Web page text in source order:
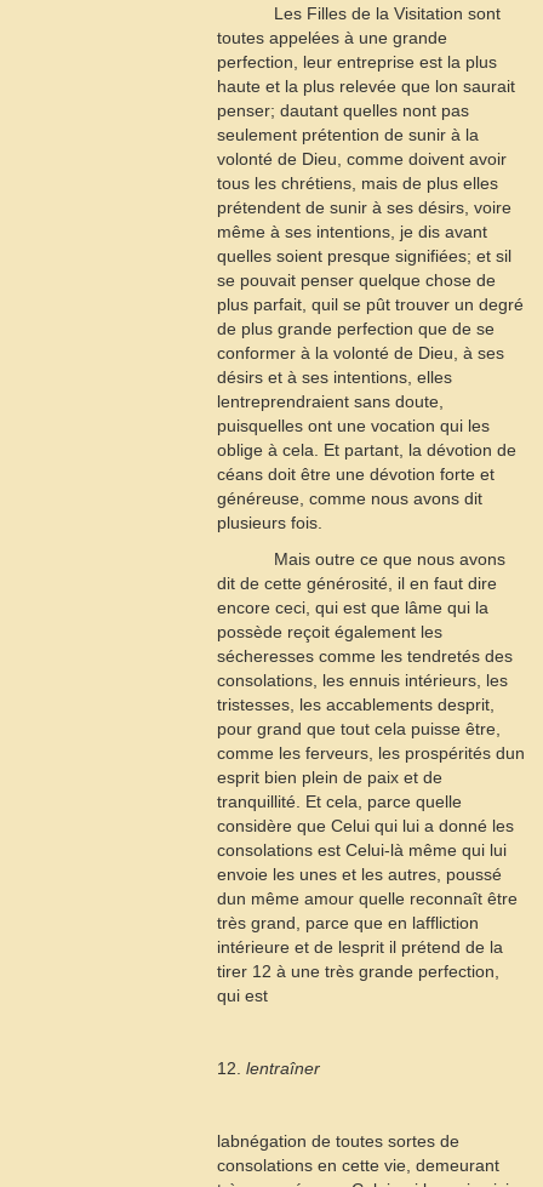
Les Filles de la Visitation sont
toutes appelées à une grande
perfection, leur entreprise est la plus
haute et la plus relevée que lon saurait
penser; dautant quelles nont pas
seulement prétention de sunir à la
volonté de Dieu, comme doivent avoir
tous les chrétiens, mais de plus elles
prétendent de sunir à ses désirs, voire
même à ses intentions, je dis avant
quelles soient presque signifiées; et sil
se pouvait penser quelque chose de
plus parfait, quil se pût trouver un degré
de plus grande perfection que de se
conformer à la volonté de Dieu, à ses
désirs et à ses intentions, elles
lentreprendraient sans doute,
puisquelles ont une vocation qui les
oblige à cela. Et partant, la dévotion de
céans doit être une dévotion forte et
généreuse, comme nous avons dit
plusieurs fois.
Mais outre ce que nous avons
dit de cette générosité, il en faut dire
encore ceci, qui est que lâme qui la
possède reçoit également les
sécheresses comme les tendretés des
consolations, les ennuis intérieurs, les
tristesses, les accablements desprit,
pour grand que tout cela puisse être,
comme les ferveurs, les prospérités dun
esprit bien plein de paix et de
tranquillité. Et cela, parce quelle
considère que Celui qui lui a donné les
consolations est Celui-là même qui lui
envoie les unes et les autres, poussé
dun même amour quelle reconnaît être
très grand, parce que en laffliction
intérieure et de lesprit il prétend de la
tirer 12 à une très grande perfection,
qui est
12. lentraîner
labnégation de toutes sortes de
consolations en cette vie, demeurant